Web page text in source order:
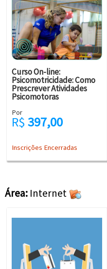
Curso On-line:
Psicomotricidade: Como
Prescrever Atividades
Psicomotoras
Por
R$ 397,00
Inscrições Encerradas
Área: Internet